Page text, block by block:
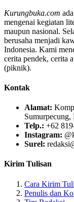
Kurungbuka.com
mengenai kegiatan
maupun nasional.
berusaha menjadi
Indonesia. Kami
cerita pendek, cerita
(piknik).
Kontak
Alamat:
Sumurpecung,
Telp.: +62
Instagram:
Surel:
Kirim Tulisan
Cara Kirim
Penulis dan